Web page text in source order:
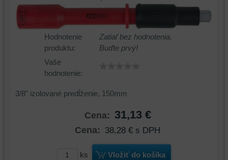
Hodnotenie
produktu:
Zatiaľ bez hodnotenia.
Buďte prvý!
Vaše
hodnotenie:
3/8" izolované predĺženie, 150mm
Cena: 31,13 €
Cena: 38,28 € s DPH
ks Vložiť do košíka